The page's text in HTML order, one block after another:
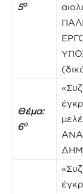
5ο
Θέμα:
6ο